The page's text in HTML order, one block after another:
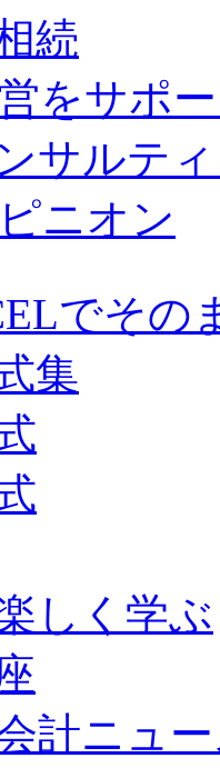
続
をサポ
サルテ
ニオン
でその
集
しく学ぶ
計ニュ